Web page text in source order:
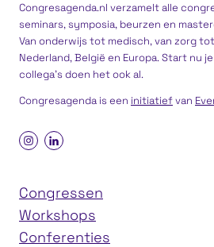
Congresagenda.nl verzamelt alle
seminars, symposia, beurzen en
Van onderwijs tot medisch, van zorg
Nederland, België en Europa. Start nu
collega’s doen het ook al.
Congresagenda is een initiatiefvan
Congressen
Workshops
Conferenties